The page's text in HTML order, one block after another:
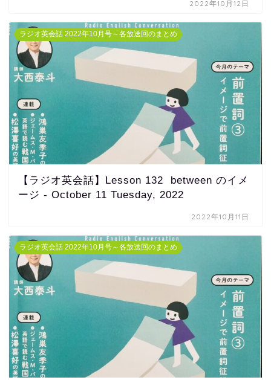
2022年10月12日
ラジオ英会話 2022年10月号～各放送回のまとめ
【ラジオ英会話】Lesson 132 between のイメ
ージ - October 11 Tuesday, 2022
2022年10月11日
ラジオ英会話 2022年10月号～各放送回のまとめ